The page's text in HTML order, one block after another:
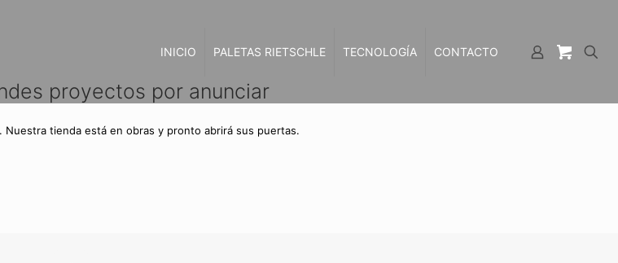
INICIO PALETAS RIETSCHLE TECNOLOGÍA CONTACTO
proyectos por anunciar
Nuestra tienda está en obras y pronto abrirá sus puertas.